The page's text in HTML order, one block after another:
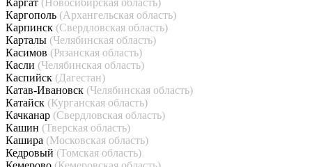
Каргат (Новосибирская область)
Каргополь (Архангельская область)
Карпинск (Свердловская область)
Карталы (Челябинская область)
Касимов (Рязанская область)
Касли (Челябинская область)
Каспийск (Дагестан)
Катав-Ивановск (Челябинская область)
Катайск (Курганская область)
Качканар (Свердловская область)
Кашин (Тверская область)
Кашира (Московская область)
Кедровый (Томская область)